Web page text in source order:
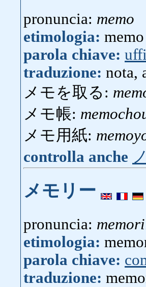
pronuncia: memo
etimologia:
parola chiave:
traduzione: nota,
メモを取る:
メモ帳:
メモ用紙:
controlla anche
メモリー
pronuncia:
etimologia:
parola chiave:
traduzione: